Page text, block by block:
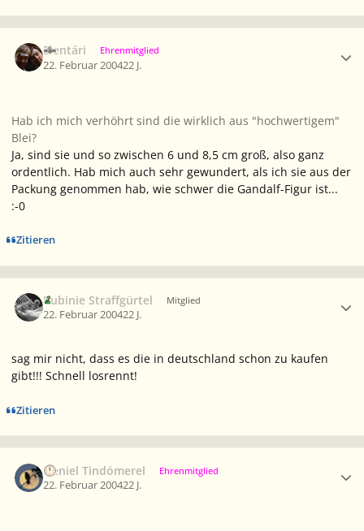
Elentári Ehrenmitglied
22. Februar 200422 J.
Hab ich mich verhöhrt sind die wirklich aus "hochwertigem"
Blei?
Ja, sind sie und so zwischen 6 und 8,5 cm groß, also ganz
ordentlich. Hab mich auch sehr gewundert, als ich sie aus der
Packung genommen hab, wie schwer die Gandalf-Figur ist...
:-0
Zitieren
Rubinie Straffgürtel Mitglied
22. Februar 200422 J.
sag mir nicht, dass es die in deutschland schon zu kaufen
gibt!!! Schnell losrennt!
Zitieren
Neniel Tindómerel Ehrenmitglied
22. Februar 200422 J.